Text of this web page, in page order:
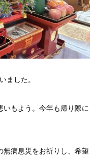
ました。
いもよう。今年も帰り際に
無病息災をお祈りし、希望